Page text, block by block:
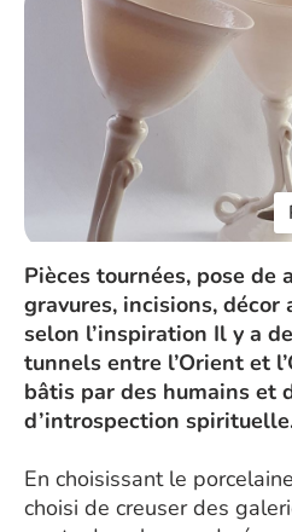
Pièces tournées, pose de
gravures, incisions,
selon l’inspiration Il y a
tunnels entre l’Orient et
bâtis par des humains et
d’introspection
En choisissant le
choisi de creuser des